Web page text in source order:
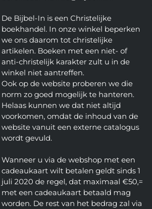
De Bijbel-In is een Christelijke
boekhandel. In onze winkel beperken
we ons daarom tot christelijke
artikelen. Boeken met een niet- of
anti-christelijk karakter zult u in de
winkel niet aantreffen.
Ook op de website proberen we die
norm zo goed mogelijk te hanteren.
Helaas kunnen we dat niet altijd
voorkomen, omdat de inhoud van de
website vanuit een externe catalogus
wordt gevuld.
Wanneer u via de webshop met een
cadeaukaart wilt betalen geldt sinds 1
juli 2020 de regel, dat maximaal €50,=
met een cadeaukaart betaald mag
worden. De rest van het bedrag zal via